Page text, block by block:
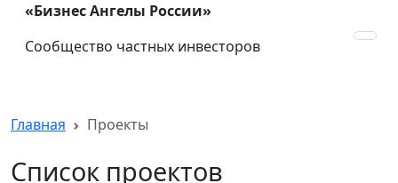
«Бизнес Ангелы России»
Сообщество частных инвесторов
Главная Проекты
Список проектов